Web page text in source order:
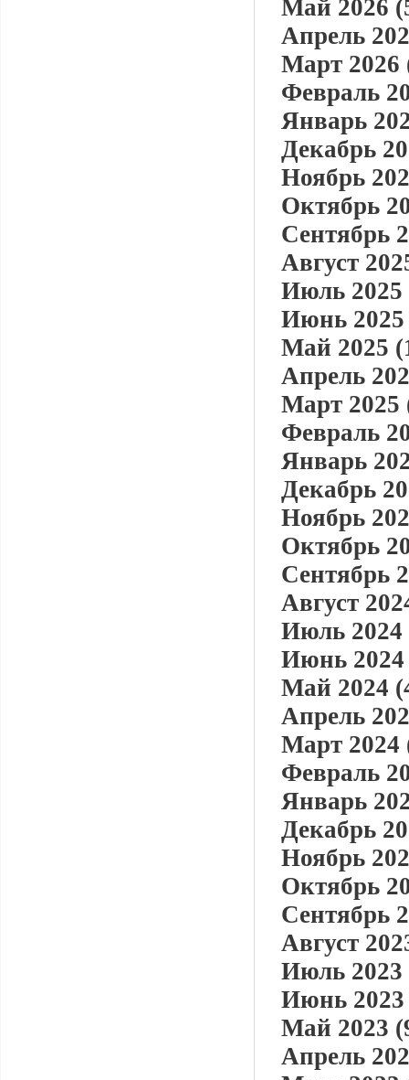
Май 2026
Апрель
Март 2026
Февраль
Январь
Декабрь
Ноябрь
Октябрь
Сентябрь
Август
Июль 2025
Июнь 2025
Май 2025
Апрель
Март 2025
Февраль
Январь
Декабрь
Ноябрь
Октябрь
Сентябрь
Август
Июль 2024
Июнь 2024
Май 2024
Апрель
Март 2024
Февраль
Январь
Декабрь
Ноябрь
Октябрь
Сентябрь
Август
Июль 2023
Июнь 2023
Май 2023
Апрель